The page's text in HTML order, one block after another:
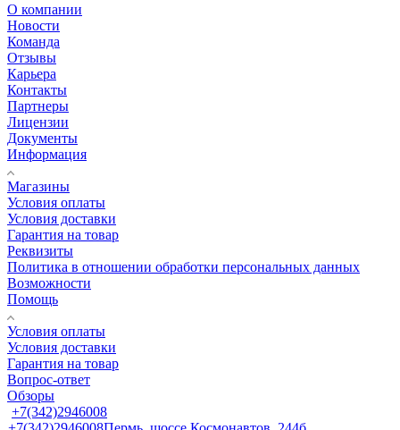
О компании
Новости
Команда
Отзывы
Карьера
Контакты
Партнеры
Лицензии
Документы
Информация
Магазины
Условия оплаты
Условия доставки
Гарантия на товар
Реквизиты
Политика в отношении обработки персональных данных
Возможности
Помощь
Условия оплаты
Условия доставки
Гарантия на товар
Вопрос-ответ
Обзоры
+7(342)2946008